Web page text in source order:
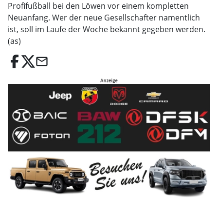
Profifußball bei den Löwen vor einem kompletten
Neuanfang. Wer der neue Gesellschafter namentlich
ist, soll im Laufe der Woche bekannt gegeben werden.
(as)
email